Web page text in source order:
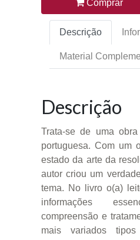
Comprar
Descrição
Material
Descrição
Trata-se de uma
portuguesa. Com um
estado da arte da
autor criou um
tema. No livro o(a)
informações
compreensão e
mais variados